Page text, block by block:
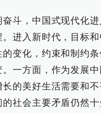
奋斗，中国式现代化
。进入新时代，目标
的变化，约束和制约
一方面，作为发展中
长的美好生活需要和
的社会主要矛盾仍然